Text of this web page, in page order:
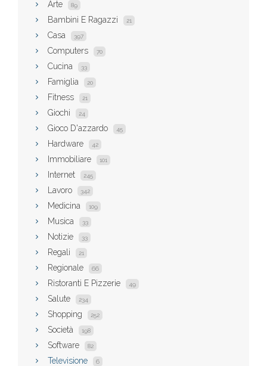
Arte 89
Bambini E Ragazzi 21
Casa 397
Computers 70
Cucina 33
Famiglia 20
Fitness 21
Giochi 24
Gioco D'azzardo 45
Hardware 42
Immobiliare 101
Internet 245
Lavoro 342
Medicina 109
Musica 33
Notizie 33
Regali 21
Regionale 66
Ristoranti E Pizzerie 49
Salute 234
Shopping 252
Società 198
Software 82
Televisione 6